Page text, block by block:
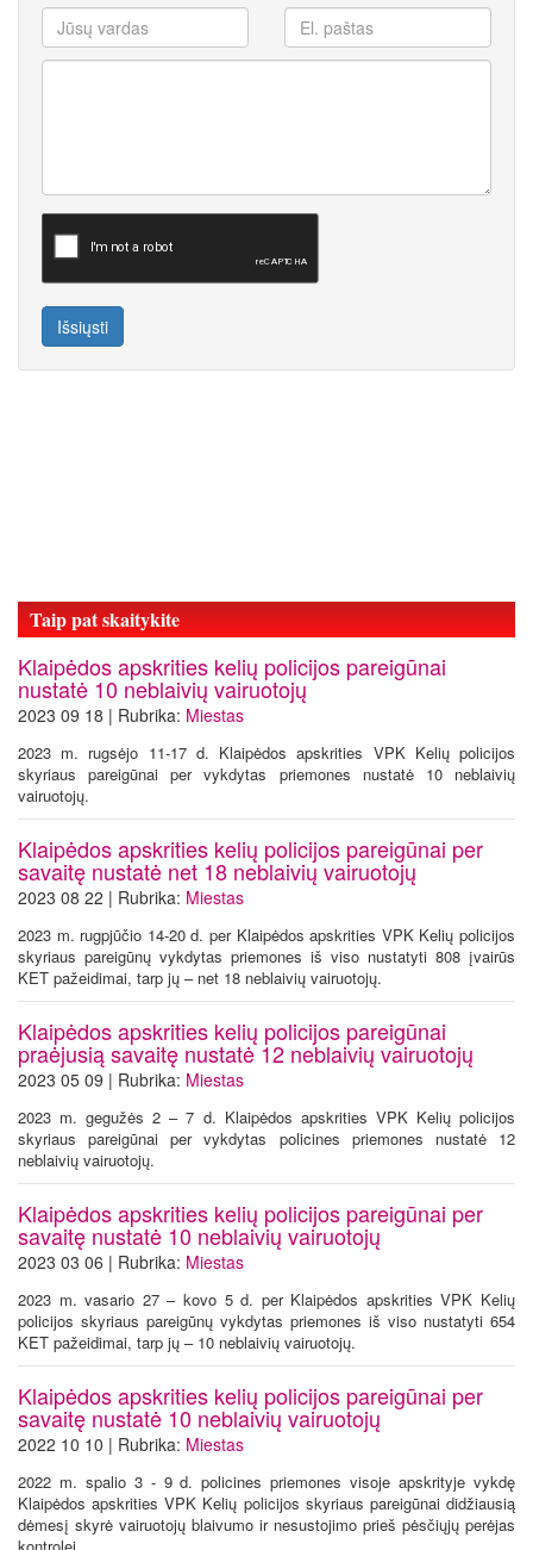
Išsiųsti
Taip pat skaitykite
Klaipėdos apskrities kelių policijos pareigūnai
nustatė 10 neblaivių vairuotojų
2023 09 18 | Rubrika: Miestas
2023 m. rugsėjo 11-17 d. Klaipėdos apskrities VPK Kelių policijos
skyriaus pareigūnai per vykdytas priemones nustatė 10 neblaivių
vairuotojų.
Klaipėdos apskrities kelių policijos pareigūnai per
savaitę nustatė net 18 neblaivių vairuotojų
2023 08 22 | Rubrika: Miestas
2023 m. rugpjūčio 14-20 d. per Klaipėdos apskrities VPK Kelių policijos
skyriaus pareigūnų vykdytas priemones iš viso nustatyti 808 įvairūs
KET pažeidimai, tarp jų – net 18 neblaivių vairuotojų.
Klaipėdos apskrities kelių policijos pareigūnai
praėjusią savaitę nustatė 12 neblaivių vairuotojų
2023 05 09 | Rubrika: Miestas
2023 m. gegužės 2 – 7 d. Klaipėdos apskrities VPK Kelių policijos
skyriaus pareigūnai per vykdytas policines priemones nustatė 12
neblaivių vairuotojų.
Klaipėdos apskrities kelių policijos pareigūnai per
savaitę nustatė 10 neblaivių vairuotojų
2023 03 06 | Rubrika: Miestas
2023 m. vasario 27 – kovo 5 d. per Klaipėdos apskrities VPK Kelių
policijos skyriaus pareigūnų vykdytas priemones iš viso nustatyti 654
KET pažeidimai, tarp jų – 10 neblaivių vairuotojų.
Klaipėdos apskrities kelių policijos pareigūnai per
savaitę nustatė 10 neblaivių vairuotojų
2022 10 10 | Rubrika: Miestas
2022 m. spalio 3 - 9 d. policines priemones visoje apskrityje vykdę
Klaipėdos apskrities VPK Kelių policijos skyriaus pareigūnai didžiausią
dėmesį skyrė vairuotojų blaivumo ir nesustojimo prieš pėsčiųjų perėjas
kontrolei.